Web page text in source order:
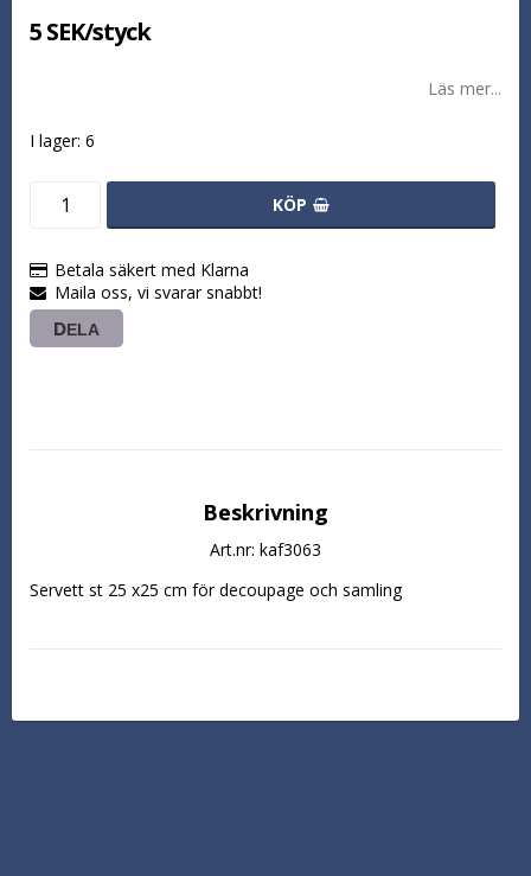
5 SEK/styck
Läs mer...
I lager: 6
KÖP
Betala säkert med Klarna
Maila oss, vi svarar snabbt!
DELA
Beskrivning
Art.nr: kaf3063
Servett st 25 x25 cm för decoupage och samling